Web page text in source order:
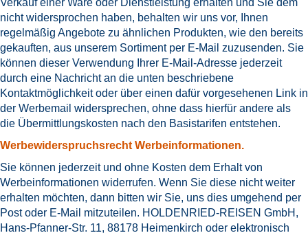
Verkauf einer Ware oder Dienstleistung erhalten und Sie dem
nicht widersprochen haben, behalten wir uns vor, Ihnen
regelmäßig Angebote zu ähnlichen Produkten, wie den bereits
gekauften, aus unserem Sortiment per E-Mail zuzusenden. Sie
können dieser Verwendung Ihrer E-Mail-Adresse jederzeit
durch eine Nachricht an die unten beschriebene
Kontaktmöglichkeit oder über einen dafür vorgesehenen Link in
der Werbemail widersprechen, ohne dass hierfür andere als
die Übermittlungskosten nach den Basistarifen entstehen.
Werbewiderspruchsrecht Werbeinformationen.
Sie können jederzeit und ohne Kosten dem Erhalt von
Werbeinformationen widerrufen. Wenn Sie diese nicht weiter
erhalten möchten, dann bitten wir Sie, uns dies umgehend per
Post oder E-Mail mitzuteilen. HOLDENRIED-REISEN GmbH,
Hans-Pfanner-Str. 11, 88178 Heimenkirch oder elektronisch